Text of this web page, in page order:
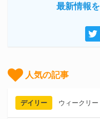
最新情報
人気の記事
デイリー ウィークリー